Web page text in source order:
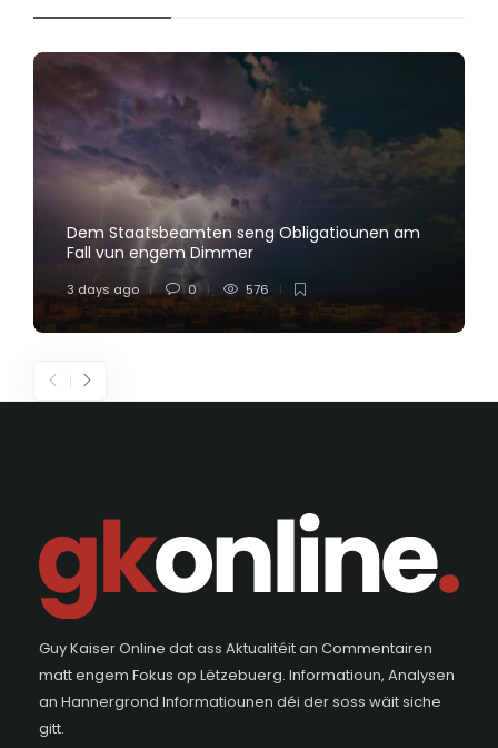
Dem Staatsbeamten seng Obligatiounen am
Fall vun engem Dimmer
3 days ago 0 576
Guy Kaiser Online dat ass Aktualitéit an Commentairen
matt engem Fokus op Lëtzebuerg. Informatioun, Analysen
an Hannergrond Informatiounen déi der soss wäit siche
gitt.